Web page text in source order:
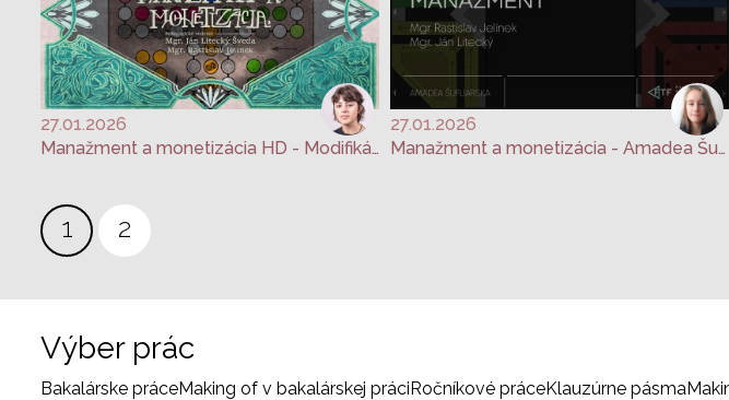
27.01.2026
Manažment a monetizácia HD - Modifikácia hry Človeče, nehnevaj sa!
27.01.2026
Manažment a monetizácia - Amadea Šufliarska
Stránkovanie
Aktuálna
1 Page
2
Výber prác
Bakalárske práceMaking of v bakalárskej práciRočníkové práceKlauzúrne pásma